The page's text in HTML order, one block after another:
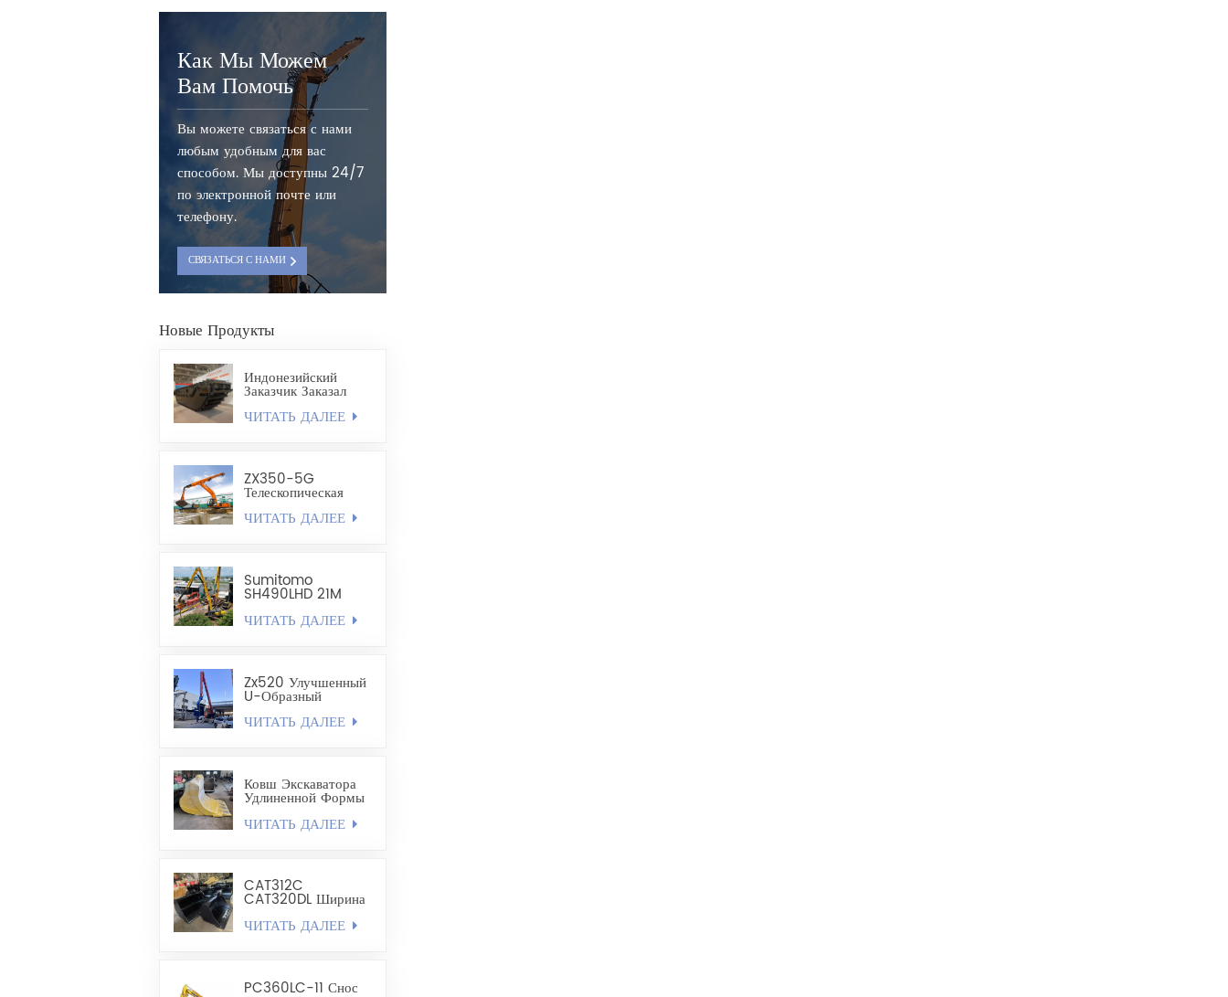
Как Мы Можем
Вам Помочь
Вы можете связаться с нами
любым удобным для вас
способом. Мы доступны 24/7
по электронной почте или
телефону.
СВЯЗАТЬСЯ С НАМИ
Новые Продукты
Индонезийский
Заказчик Заказал
Плавающее Шасси
ЧИТАТЬ ДАЛЕЕ
ZX350-5G
Телескопическая
Изготовленный По
Ракушечного Типа
Объемом 1,8 Куб.
ЧИТАТЬ ДАЛЕЕ
Sumitomo
SH490LHD 21M
Экскаватор Для
ЧИТАТЬ ДАЛЕЕ
Zx520 Улучшенный
U-Образный
Забивной Рычаг Для
Стальных
ЧИТАТЬ ДАЛЕЕ
Ковш Экскаватора
Удлиненной Формы
- Карьерный Ковш
ЧИТАТЬ ДАЛЕЕ
CAT312C
CAT320DL Ширина
Выравнивающего
Ковша 1200–1300
ЧИТАТЬ ДАЛЕЕ
PC360LC-11 Снос